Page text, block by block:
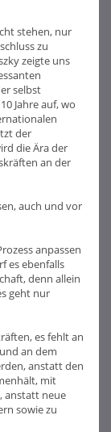
stehen, nur
zu
zeigte uns
selbst
Jahre auf, wo
der
die Ära der
an der
auch und vor
anpassen
es ebenfalls
denn allein
geht nur
es fehlt an
an dem
anstatt den
mit
anstatt neue
sowie zu